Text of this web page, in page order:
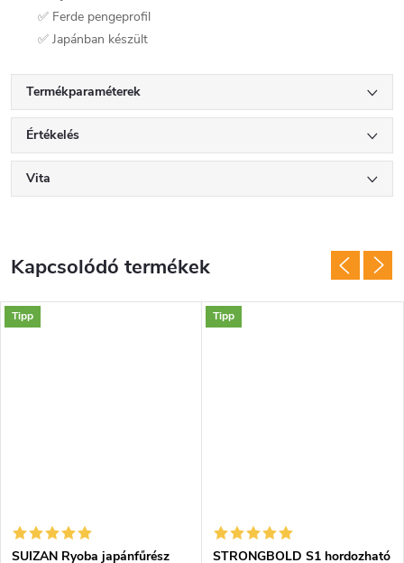
✅ Ferde pengeprofil
✅ Japánban készült
Termékparaméterek
Értékelés
Vita
Kapcsolódó termékek
Tipp
SUIZAN Ryoba japánfűrész
Tipp
STRONGBOLD S1 hordozható